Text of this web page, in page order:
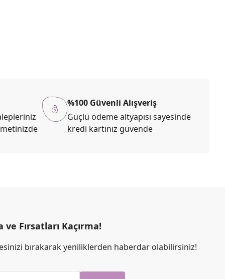
%100 Güvenli Alışveriş
Güçlü ödeme altyapısı sayesinde
kredi kartınız güvende
Fırsatları Kaçırma!
bırakarak yeniliklerden haberdar olabilirsiniz!